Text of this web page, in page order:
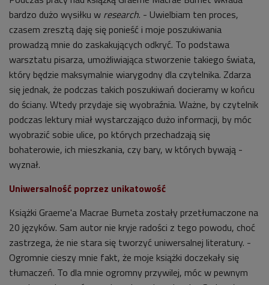
bardzo dużo wysiłku w research. - Uwielbiam ten proces,
czasem zresztą daję się ponieść i moje poszukiwania
prowadzą mnie do zaskakujących odkryć. To podstawa
warsztatu pisarza, umożliwiająca stworzenie takiego świata,
który będzie maksymalnie wiarygodny dla czytelnika. Zdarza
się jednak, że podczas takich poszukiwań docieramy w końcu
do ściany. Wtedy przydaje się wyobraźnia. Ważne, by czytelnik
podczas lektury miał wystarczająco dużo informacji, by móc
wyobrazić sobie ulice, po których przechadzają się
bohaterowie, ich mieszkania, czy bary, w których bywają -
wyznał.
Uniwersalność poprzez unikatowość
Książki Graeme'a Macrae Burneta zostały przetłumaczone na
20 języków. Sam autor nie kryje radości z tego powodu, choć
zastrzega, że nie stara się tworzyć uniwersalnej literatury. -
Ogromnie cieszy mnie fakt, że moje książki doczekały się
tłumaczeń. To dla mnie ogromny przywilej, móc w pewnym